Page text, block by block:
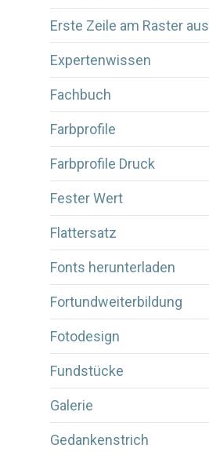
Erste Zeile am Raster
Expertenwissen
Fachbuch
Farbprofile
Farbprofile Druck
Fester Wert
Flattersatz
Fonts herunterladen
Fortundweiterbildung
Fotodesign
Fundstücke
Galerie
Gedankenstrich